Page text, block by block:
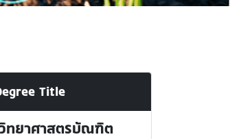
Title
ทยาศาสตรบัณฑิต